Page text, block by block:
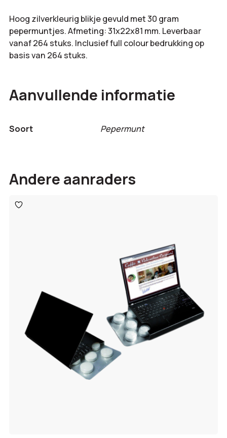
Hoog zilverkleurig blikje gevuld met 30 gram
pepermuntjes. Afmeting: 31x22x81 mm. Leverbaar
vanaf 264 stuks. Inclusief full colour bedrukking op
basis van 264 stuks.
Aanvullende informatie
Soort Pepermunt
Andere aanraders
Toevoegen
aan